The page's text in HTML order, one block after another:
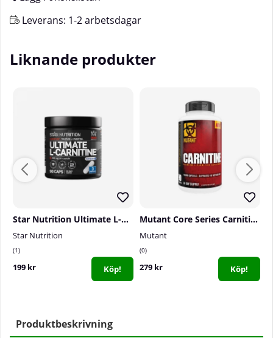
Leverans: 1-2 arbetsdagar
Liknande produkter
Star Nutrition Ultimate L-Carnitine, 90 caps
Star Nutrition
1
199 kr Köp!
Mutant Core Series Carnitine, 90 caps
Mutant
0
279 kr Köp!
Produktbeskrivning